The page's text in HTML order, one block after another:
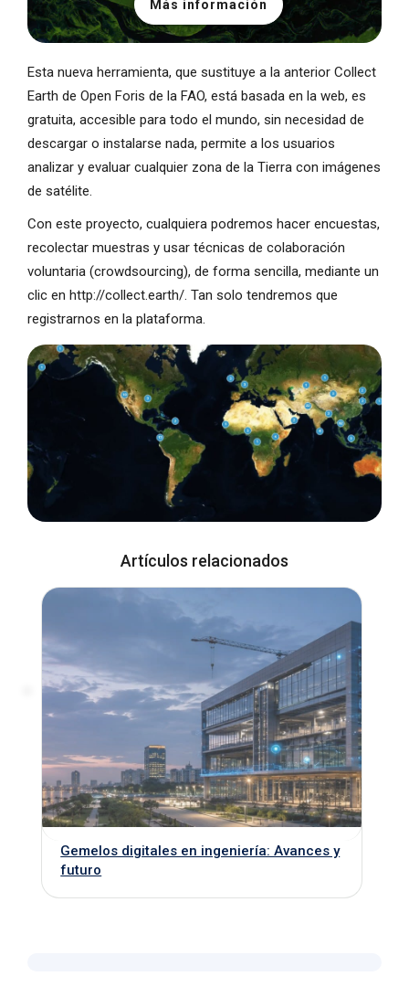
Más información
Esta nueva herramienta, que sustituye a la anterior Collect
Earth de Open Foris de la FAO, está basada en la web, es
gratuita, accesible para todo el mundo, sin necesidad de
descargar o instalarse nada, permite a los usuarios
analizar y evaluar cualquier zona de la Tierra con imágenes
de satélite.
Con este proyecto, cualquiera podremos hacer encuestas,
recolectar muestras y usar técnicas de colaboración
voluntaria (crowdsourcing), de forma sencilla, mediante un
clic en http://collect.earth/. Tan solo tendremos que
registrarnos en la plataforma.
Artículos relacionados
Gemelos digitales en ingeniería: Avances y
futuro